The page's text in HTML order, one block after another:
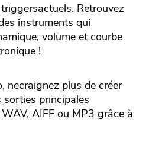
Retrouvez
instruments qui
volume et courbe
!
necraignez plus de créer
principales
AIFF ou MP3 grâce à